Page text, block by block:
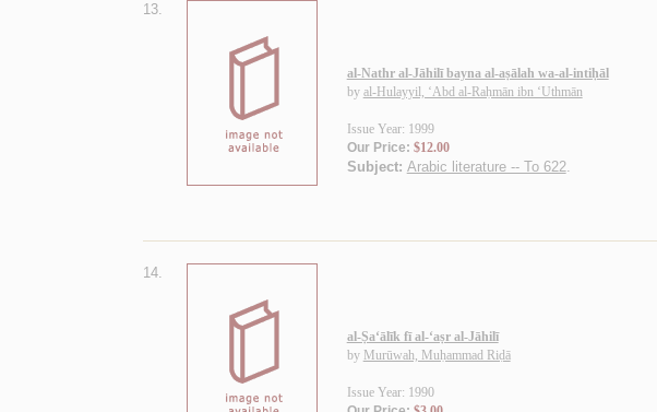
13.
al-Nathr al-Jāhilī bayna al-aṣālah wa-al-intiḥāl
by al-Hulayyil, ‘Abd al-Raḥmān ibn ‘Uthmān
Issue Year: 1999
Our Price: $12.00
Subject: Arabic literature -- To 622.
14.
al-Ṣa‘ālīk fī al-‘aṣr al-Jāhilī
by Murūwah, Muḥammad Riḍā
Issue Year: 1990